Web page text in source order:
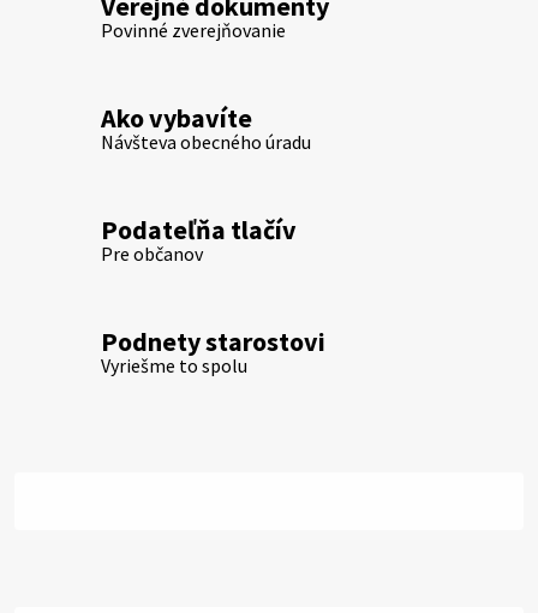
Povinné zverejňovanie
Ako vybavíte
Návšteva obecného úradu
Podateľňa tlačív
Pre občanov
Podnety starostovi
Vyriešme to spolu